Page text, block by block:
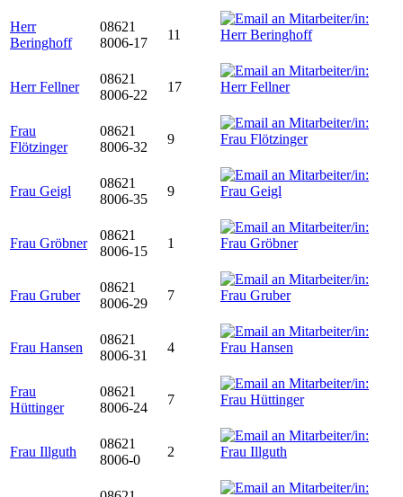
Herr
Beringhoff
08621
8006-17
11
Herr Fellner
08621
8006-22
17
Frau
Flötzinger
08621
8006-32
9
Frau Geigl
08621
8006-35
9
Frau Gröbner
08621
8006-15
1
Frau Gruber
08621
8006-29
7
Frau Hansen
08621
8006-31
4
Frau
Hüttinger
08621
8006-24
7
Frau Illguth
08621
8006-0
2